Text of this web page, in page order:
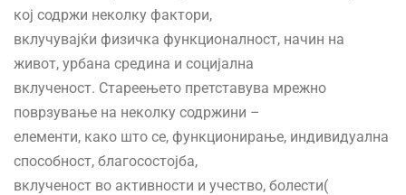
кој содржи неколку фактори,
вклучувајќи физичка функционалност, начин на
живот, урбана средина и социјална
вклученост. Стареењето претставува мрежно
поврзување на неколку содржини –
елементи, како што се, функционирање, индивидуална
способност, благосостојба,
вклученост во активности и учество, болести(